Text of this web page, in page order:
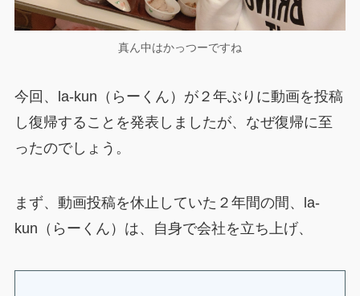
真ん中はかっつーですね
今回、la-kun（らーくん）が２年ぶりに動画を投稿
し復帰することを発表しましたが、なぜ復帰に至
ったのでしょう。
まず、動画投稿を休止していた２年間の間、la-
kun（らーくん）は、自身で会社を立ち上げ、